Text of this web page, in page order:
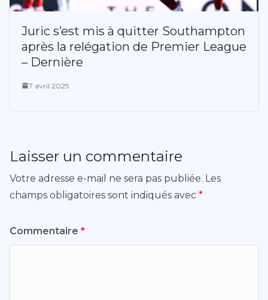
Juric s’est mis à quitter Southampton
après la relégation de Premier League
– Dernière
7 avril 2025
Laisser un commentaire
Votre adresse e-mail ne sera pas publiée. Les
champs obligatoires sont indiqués avec *
Commentaire *